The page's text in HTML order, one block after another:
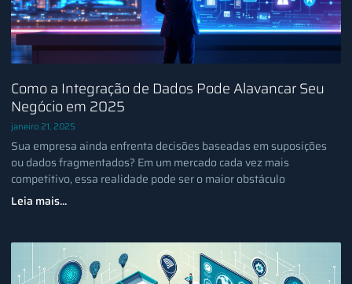
Como a Integração de Dados Pode Alavancar Seu
Negócio em 2025
janeiro 21, 2025
Sua empresa ainda enfrenta decisões baseadas em suposições
ou dados fragmentados? Em um mercado cada vez mais
competitivo, essa realidade pode ser o maior obstáculo
Leia mais...